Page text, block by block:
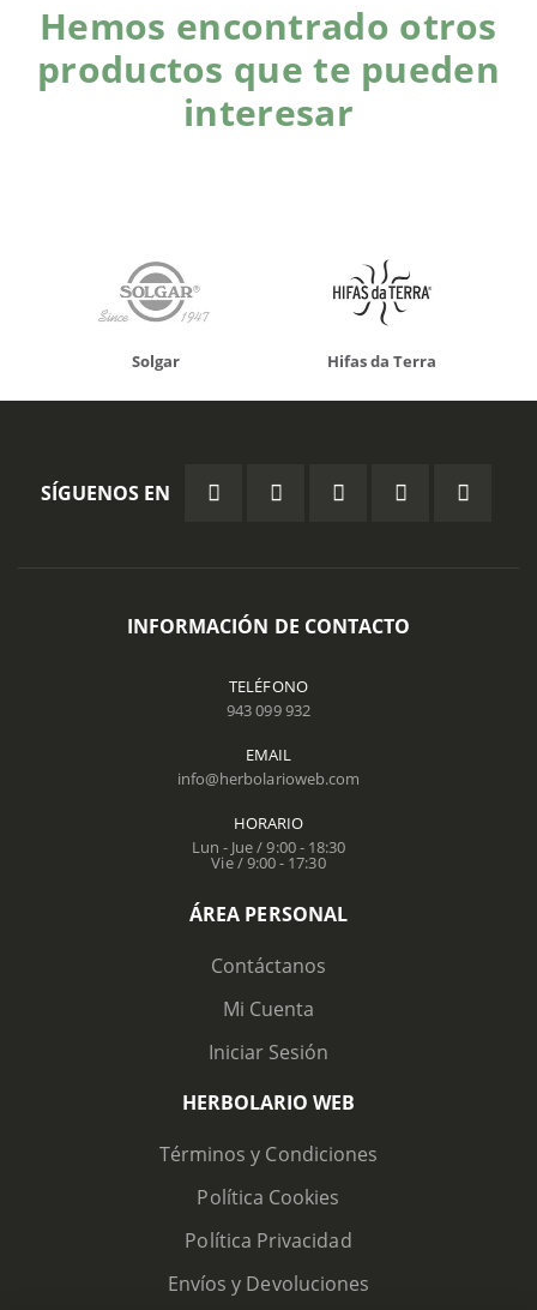
Hemos encontrado otros
productos que te pueden
interesar
Solgar Hifas da Terra
SÍGUENOS EN
INFORMACIÓN DE CONTACTO
TELÉFONO
943 099 932
EMAIL
info@herbolarioweb.com
HORARIO
Lun - Jue / 9:00 - 18:30
Vie / 9:00 - 17:30
ÁREA PERSONAL
Contáctanos
Mi Cuenta
Iniciar Sesión
HERBOLARIO WEB
Términos y Condiciones
Política Cookies
Política Privacidad
Envíos y Devoluciones